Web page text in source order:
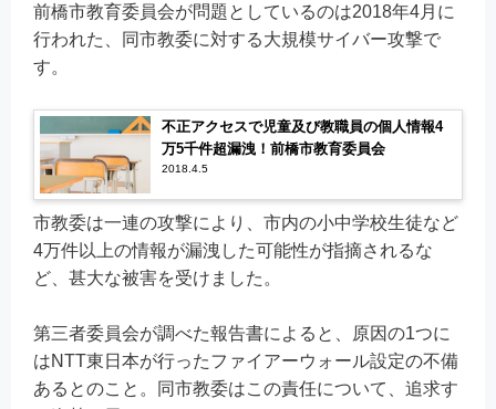
前橋市教育委員会が問題としているのは2018年4月に
行われた、同市教委に対する大規模サイバー攻撃で
す。
不正アクセスで児童及び教職員の個人情報4
万5千件超漏洩！前橋市教育委員会
2018.4.5
市教委は一連の攻撃により、市内の小中学校生徒など
4万件以上の情報が漏洩した可能性が指摘されるな
ど、甚大な被害を受けました。
第三者委員会が調べた報告書によると、原因の1つに
はNTT東日本が行ったファイアーウォール設定の不備
あるとのこと。同市教委はこの責任について、追求す